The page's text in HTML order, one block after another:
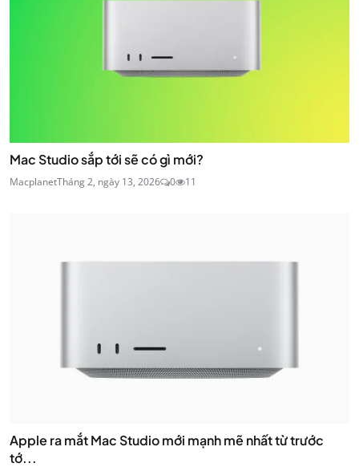
Mac Studio sắp tới sẽ có gì mới?
MacplanetTháng 2, ngày 13, 2026 0 11
Apple ra mắt Mac Studio mới mạnh mẽ nhất từ trước
tớ...